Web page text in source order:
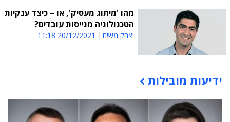
מהו 'מיתוג מעסיק', או – כיצד ענקיות
הטכנולוגיה מגייסות עובדים?
יצחק משיח 20/12/2021 11:18
תוכן פרסומי
ידיעות מובילות